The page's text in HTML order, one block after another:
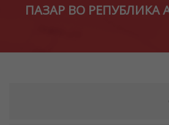
ПАЗАР ВО РЕПУБЛИКА